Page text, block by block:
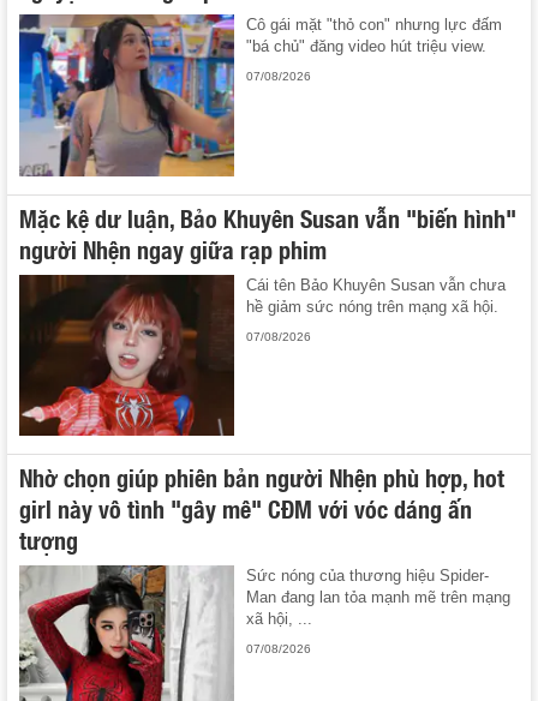
Cô gái mặt "thỏ con" nhưng lực đấm
"bá chủ" đăng video hút triệu view.
07/08/2026
Mặc kệ dư luận, Bảo Khuyên Susan vẫn "biến hình"
người Nhện ngay giữa rạp phim
Cái tên Bảo Khuyên Susan vẫn chưa
hề giảm sức nóng trên mạng xã hội.
07/08/2026
Nhờ chọn giúp phiên bản người Nhện phù hợp, hot
girl này vô tình "gây mê" CĐM với vóc dáng ấn
tượng
Sức nóng của thương hiệu Spider-
Man đang lan tỏa mạnh mẽ trên mạng
xã hội, ...
07/08/2026